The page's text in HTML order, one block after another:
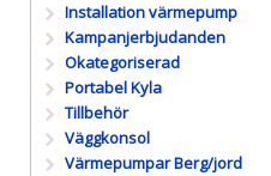
Installation värmepump
Kampanjerbjudanden
Okategoriserad
Portabel Kyla
Tillbehör
Väggkonsol
Värmepumpar Berg/jord